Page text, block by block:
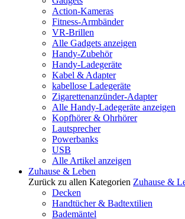
Action-Kameras
Fitness-Armbänder
VR-Brillen
Alle Gadgets anzeigen
Handy-Zubehör
Handy-Ladegeräte
Kabel & Adapter
kabellose Ladegeräte
Zigarettenanzünder-Adapter
Alle Handy-Ladegeräte anzeigen
Kopfhörer & Ohrhörer
Lautsprecher
Powerbanks
USB
Alle Artikel anzeigen
Zuhause & Leben
Zurück zu allen Kategorien Zuhause &
Decken
Handtücher & Badtextilien
Bademäntel